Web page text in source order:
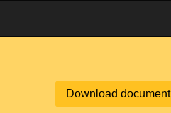
Download document